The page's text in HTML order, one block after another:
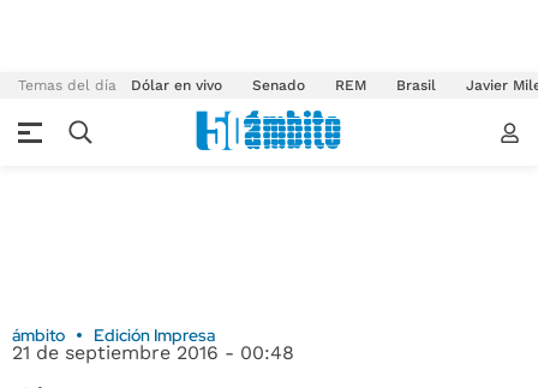
Temas del día Dólar en vivo Senado REM Brasil Javier
ámbito Edición Impresa
21 de septiembre 2016 - 00:48